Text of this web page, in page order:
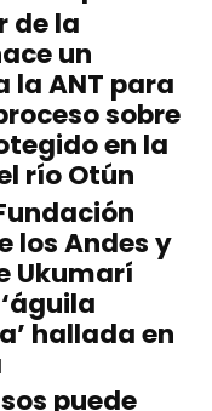
de la
un
la ANT para
sobre
en la
río Otún
los Andes y
Ukumarí
hallada en
puede